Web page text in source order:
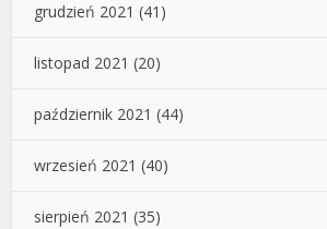
grudzień 2021 (41)
listopad 2021 (20)
październik 2021 (44)
wrzesień 2021 (40)
sierpień 2021 (35)